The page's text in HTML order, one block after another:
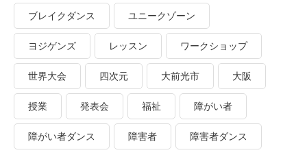
ブレイクダンス ユニークゾーン
ヨジゲンズ レッスン ワークショップ
世界大会 四次元 大前光市 大阪
授業 発表会 福祉 障がい者
障がい者ダンス 障害者 障害者ダンス